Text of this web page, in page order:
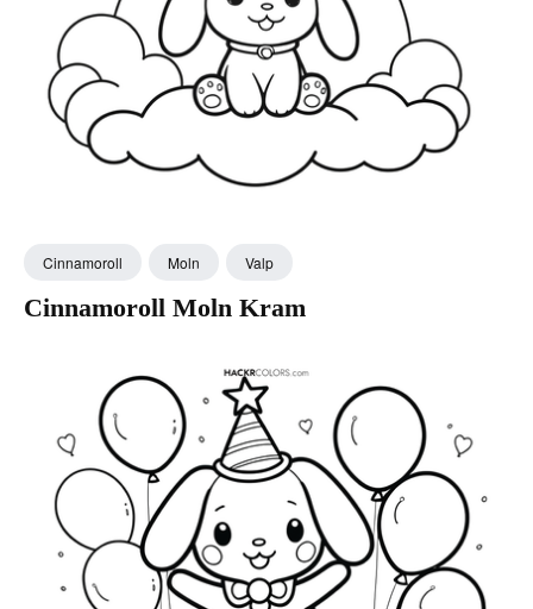
Cinnamoroll Moln Valp
Cinnamoroll Moln Kram